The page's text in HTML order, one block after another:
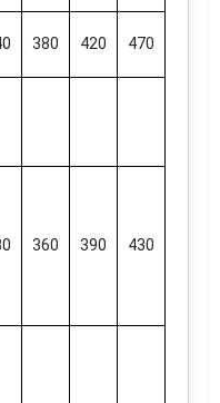
380 420 470
360 390 430